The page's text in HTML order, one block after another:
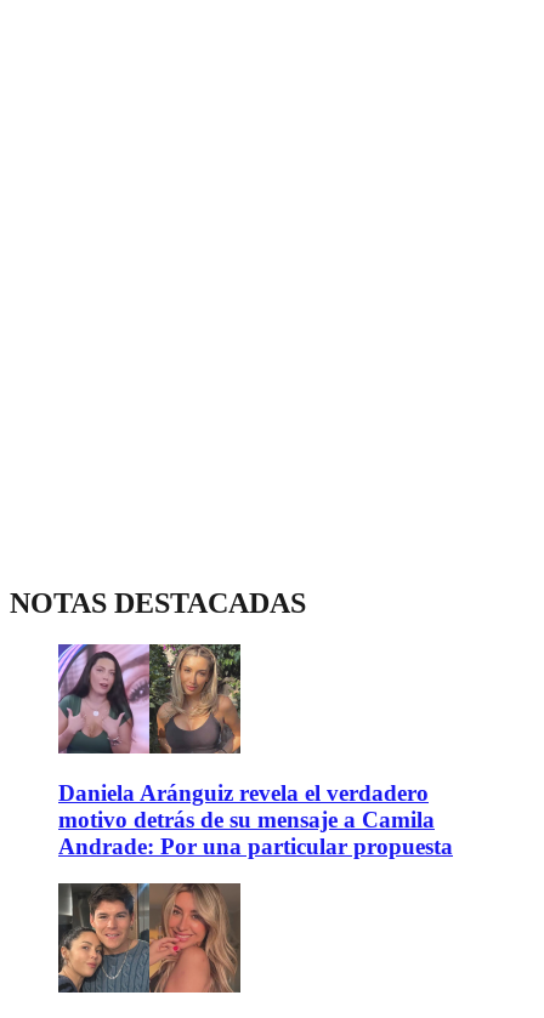
NOTAS DESTACADAS
Daniela Aránguiz revela el verdadero
motivo detrás de su mensaje a Camila
Andrade: Por una particular propuesta